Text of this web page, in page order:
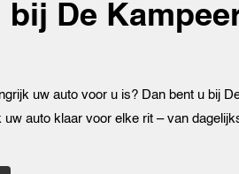
De
uw auto voor u is? Dan bent u bij
auto klaar voor elke rit – van